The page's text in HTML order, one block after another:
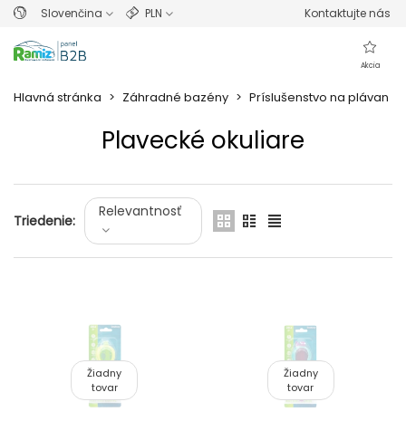
Slovenčina PLN Kontaktujte nás
Akcia
Hlavná stránka > Záhradné bazény > Príslušenstvo na plávanie
Plavecké okuliare
Triedenie:
Relevantnosť
Žiadny
tovar
Žiadny
tovar